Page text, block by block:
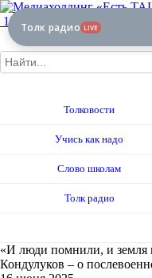
12+
Толковости
Учись как надо
Слово школам
Толк радио
«И люди помнили, и земля
Кондулуков – о
Толк радио LIVE